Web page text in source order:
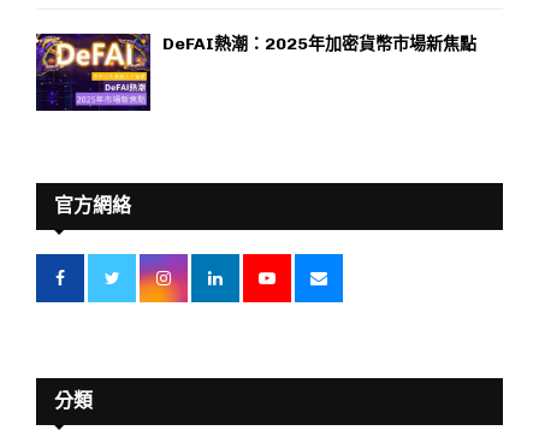
DeFAI熱潮：2025年加密貨幣市場新焦點
官方網絡
分類